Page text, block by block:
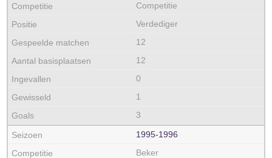
Competitie
Verdediger
12
12
0
1
3
1995‑1996
Beker